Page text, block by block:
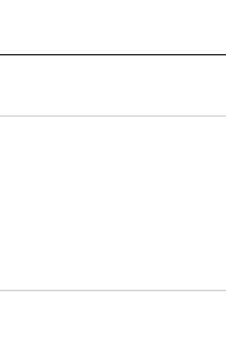
NOTIFICATIONS ABOUT